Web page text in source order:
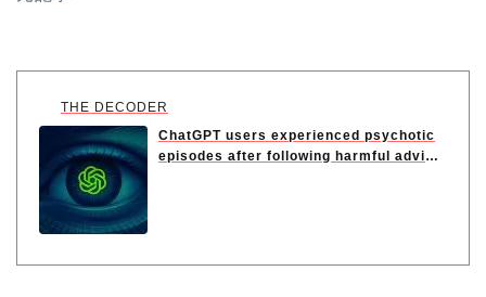
THE DECODER
ChatGPT users experienced psychotic
episodes after following harmful advice